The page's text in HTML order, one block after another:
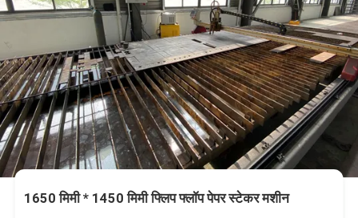
1650 मिमी * 1450 मिमी फ्लिप फ्लॉप पेपर स्टेकर मशीन